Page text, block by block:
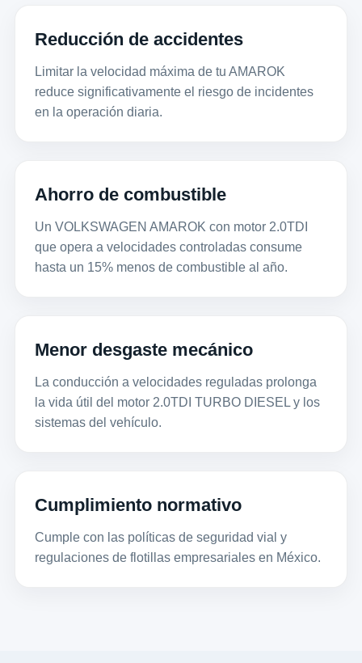
Reducción de accidentes
Limitar la velocidad máxima de tu AMAROK
reduce significativamente el riesgo de incidentes
en la operación diaria.
Ahorro de combustible
Un VOLKSWAGEN AMAROK con motor 2.0TDI
que opera a velocidades controladas consume
hasta un 15% menos de combustible al año.
Menor desgaste mecánico
La conducción a velocidades reguladas prolonga
la vida útil del motor 2.0TDI TURBO DIESEL y los
sistemas del vehículo.
Cumplimiento normativo
Cumple con las políticas de seguridad vial y
regulaciones de flotillas empresariales en México.